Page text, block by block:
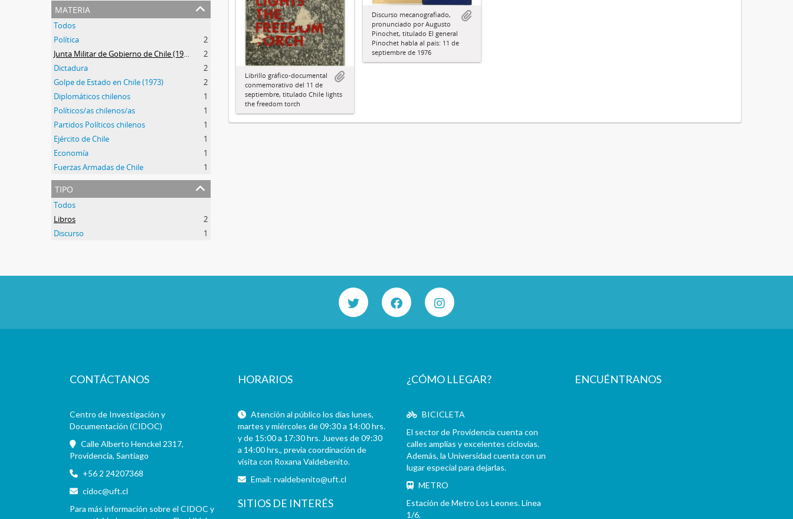
materia
Todos
Política
2
Junta Militar de Gobierno de Chile (1973-1990)
2
Dictadura
2
Golpe de Estado en Chile (1973)
2
Diplomáticos chilenos
1
Políticos/as chilenos/as
1
Partidos Políticos chilenos
1
Ejército de Chile
1
Economía
1
Fuerzas Armadas de Chile
1
tipo
Todos
Libros
2
Discurso
1
Librillo gráfico-documental
conmemorativo del 11 de
septiembre, titulado Chile lights
the freedom torch
Discurso mecanografiado,
pronunciado por Augusto
Pinochet, titulado El general
Pinochet habla al país: 11 de
septiembre de 1976
CONTÁCTANOS
Centro de Investigación y
Documentación (CIDOC)
Calle Alberto Henckel 2317,
Providencia, Santiago
+56 2 24207368
cidoc@uft.cl
Para más información sobre el CIDOC y
HORARIOS
Atención al público los días lunes,
martes y miércoles de 09:30 a 14:00 hrs.
y de 15:00 a 17:30 hrs. Jueves de 09:30
a 14:00 hrs., previa coordinación de
visita con Roxana Valdebenito.
Email:rvaldebenito@uft.cl
SITIOS DE INTERÉS
¿CÓMO LLEGAR?
BICICLETA
El sector de Providencia cuenta con
calles amplias y excelentes ciclovías.
Además, la Universidad cuenta con un
lugar especial para dejarlas.
METRO
Estación de Metro Los Leones. Línea
1/6.
ENCUÉNTRANOS